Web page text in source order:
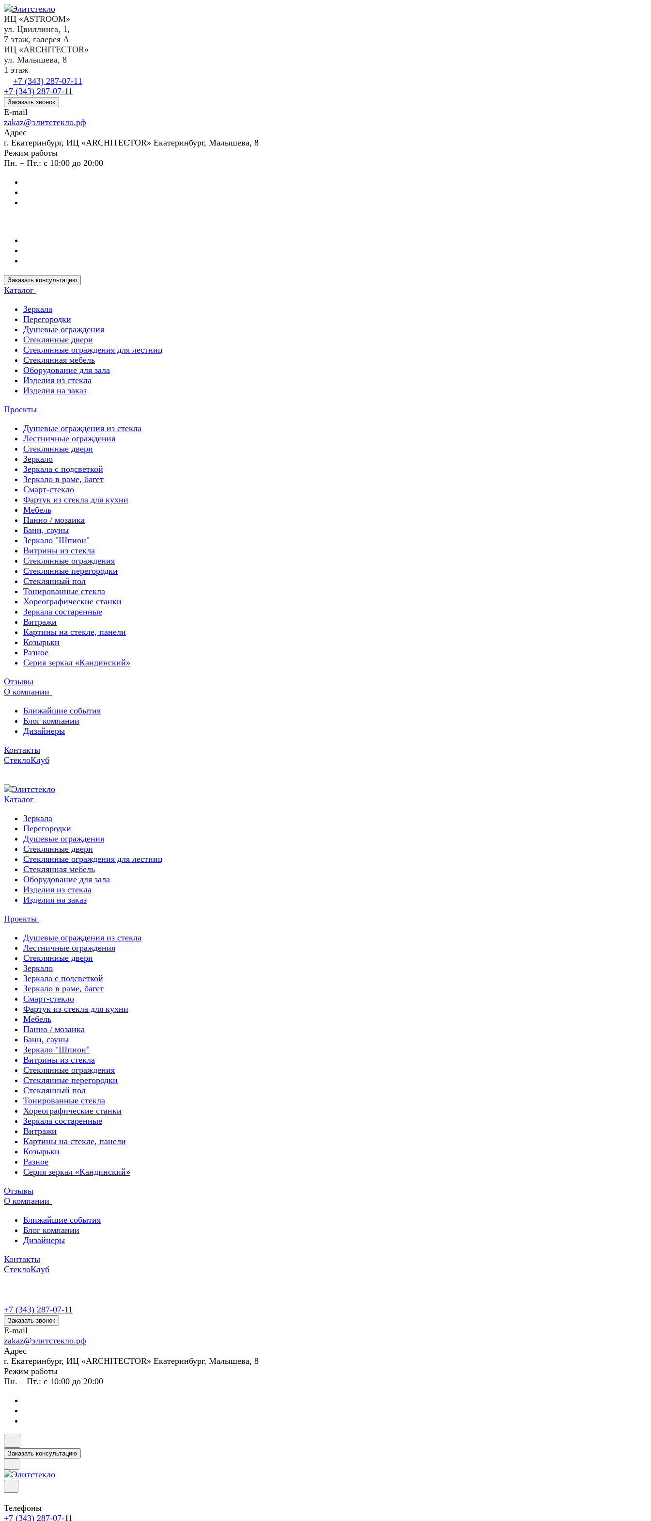
ИЦ «ASTROOM»
ул. Цвиллинга, 1,
7 этаж, галерея А
ИЦ «ARCHITECTOR»
ул. Малышева, 8
1 этаж
+7 (343) 287-07-11
+7 (343) 287-07-11
Заказать звонок
E-mail
zakaz@элитстекло.рф
Адрес
г. Екатеринбург, ИЦ «ARCHITECTOR» Екатеринбург, Малышева, 8
Режим работы
Пн. – Пт.: с 10:00 до 20:00
Заказать консультацию
Каталог
Зеркала
Перегородки
Душевые ограждения
Стеклянные двери
Стеклянные ограждения для лестниц
Стеклянная мебель
Оборудование для зала
Изделия из стекла
Изделия на заказ
Проекты
Душевые ограждения из стекла
Лестничные ограждения
Стеклянные двери
Зеркало
Зеркала с подсветкой
Зеркало в раме, багет
Смарт-стекло
Фартук из стекла для кухни
Мебель
Панно / мозаика
Бани, сауны
Зеркало "Шпион"
Витрины из стекла
Стеклянные ограждения
Стеклянные перегородки
Стеклянный пол
Тонированные стекла
Хореографические станки
Зеркала состаренные
Витражи
Картины на стекле, панели
Козырьки
Разное
Серия зеркал «Кандинский»
Отзывы
О компании
Ближайшие события
Блог компании
Дизайнеры
Контакты
СтеклоКлуб
Каталог
Зеркала
Перегородки
Душевые ограждения
Стеклянные двери
Стеклянные ограждения для лестниц
Стеклянная мебель
Оборудование для зала
Изделия из стекла
Изделия на заказ
Проекты
Душевые ограждения из стекла
Лестничные ограждения
Стеклянные двери
Зеркало
Зеркала с подсветкой
Зеркало в раме, багет
Смарт-стекло
Фартук из стекла для кухни
Мебель
Панно / мозаика
Бани, сауны
Зеркало "Шпион"
Витрины из стекла
Стеклянные ограждения
Стеклянные перегородки
Стеклянный пол
Тонированные стекла
Хореографические станки
Зеркала состаренные
Витражи
Картины на стекле, панели
Козырьки
Разное
Серия зеркал «Кандинский»
Отзывы
О компании
Ближайшие события
Блог компании
Дизайнеры
Контакты
СтеклоКлуб
+7 (343) 287-07-11
Заказать звонок
E-mail
zakaz@элитстекло.рф
Адрес
г. Екатеринбург, ИЦ «ARCHITECTOR» Екатеринбург, Малышева, 8
Режим работы
Пн. – Пт.: с 10:00 до 20:00
Заказать консультацию
Телефоны
+7 (343) 287-07-11